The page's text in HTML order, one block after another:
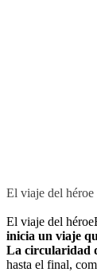
El viaje del héroe
El viaje del
inicia un viaje
La circularidad
hasta el final,